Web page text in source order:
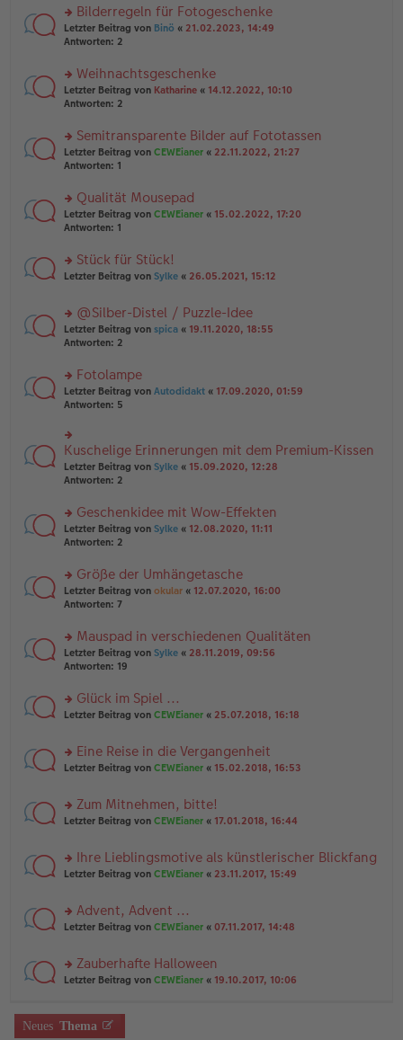
ei
tr
a
e
n
er
tr
a
g
n
g
el
e
n
er
tr
a
g
rs
te
n
g
el
e
n
er
tr
a
g
Bilderregeln für Fotogeschenke
Letzter Beitrag von Binö « 21.02.2023, 14:49
Antworten: 2
rs
te
n
g
el
e
n
er
tr
a
Weihnachtsgeschenke
Letzter Beitrag von Katharine « 14.12.2022, 10:10
Antworten: 2
rs
te
n
g
el
e
n
ei
tr
a
Semitransparente Bilder auf Fototassen
Letzter Beitrag von CEWEianer « 22.11.2022, 21:27
Antworten: 1
rs
te
n
g
es
e
n
er
ei
tr
a
Qualität Mousepad
Letzter Beitrag von CEWEianer « 15.02.2022, 17:20
Antworten: 1
rs
u
n
g
es
e
n
er
ei
tr
a
g
Stück für Stück!
Letzter Beitrag von Sylke « 26.05.2021, 15:12
rs
te
n
g
el
e
n
er
B
a
g
@Silber-Distel / Puzzle-Idee
Letzter Beitrag von spica « 19.11.2020, 18:55
Antworten: 2
rs
te
u
n
g
el
es
n
er
B
a
g
Fotolampe
Letzter Beitrag von Autodidakt « 17.09.2020, 01:59
Antworten: 5
rs
te
r
g
el
es
n
er
B
ei
a
g
Kuschelige Erinnerungen mit dem Premium-Kissen
Letzter Beitrag von Sylke « 15.09.2020, 12:28
Antworten: 2
rs
te
n
g
el
e
n
er
tr
a
Geschenkidee mit Wow-Effekten
Letzter Beitrag von Sylke « 12.08.2020, 11:11
Antworten: 2
rs
te
n
g
el
e
n
ei
tr
Größe der Umhängetasche
Letzter Beitrag von okular « 12.07.2020, 16:00
Antworten: 7
rs
te
n
g
es
e
n
B
ei
tr
g
Mauspad in verschiedenen Qualitäten
Letzter Beitrag von Sylke « 28.11.2019, 09:56
Antworten: 19
rs
u
n
es
e
B
ei
g
Glück im Spiel ...
Letzter Beitrag von CEWEianer « 25.07.2018, 16:18
rs
u
n
es
e
B
ei
g
Eine Reise in die Vergangenheit
Letzter Beitrag von CEWEianer « 15.02.2018, 16:53
rs
u
n
es
e
B
ei
g
Zum Mitnehmen, bitte!
Letzter Beitrag von CEWEianer « 17.01.2018, 16:44
rs
u
n
es
e
B
ei
Ihre Lieblingsmotive als künstlerischer Blickfang
Letzter Beitrag von CEWEianer « 23.11.2017, 15:49
rs
u
n
es
e
Advent, Advent ...
Letzter Beitrag von CEWEianer « 07.11.2017, 14:48
rs
u
n
Zauberhafte Halloween
Letzter Beitrag von CEWEianer « 19.10.2017, 10:06
Neues Thema